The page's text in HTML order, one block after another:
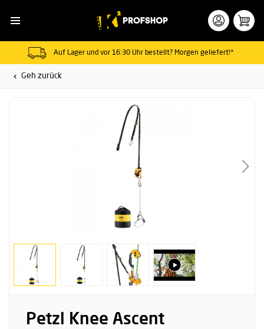
Auf Lager und vor 16:30 Uhr bestellt? Morgen geliefert!*
Geh zurück
Petzl Knee Ascent